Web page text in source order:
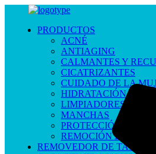
PRODUCTOS
ACNÉ
ANTIAGING
CALMANTES Y
CICATRIZANTES
CUIDADO DE LA
HIDRATACIÓN
LIMPIADORES
MANCHAS
PROTECCIÓN SOLAR
REMOCIÓN DE
REMOVEDOR DE